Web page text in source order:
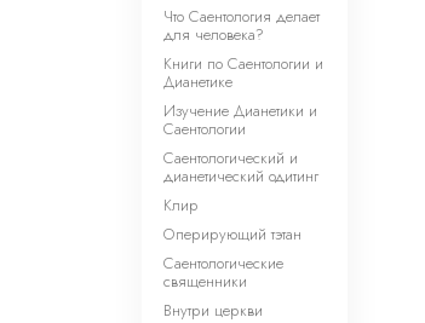
Что Саентология делает
для человека?
Книги по Саентологии и
Дианетике
Изучение Дианетики и
Саентологии
Саентологический и
дианетический одитинг
Клир
Оперирующий тэтан
Саентологические
священники
Внутри церкви